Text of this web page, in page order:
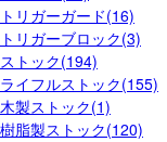
トリガーガード(16)
トリガーブロック(3)
ストック(194)
ライフルストック(155)
木製ストック(1)
樹脂製ストック(120)